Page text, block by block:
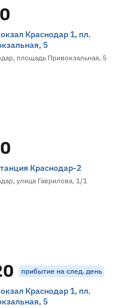
Краснодар 1, пл.
5
площадь Привокзальная, 5
Краснодар-2
улица Гаврилова, 1/1
прибытие на след. день
Краснодар 1, пл.
5